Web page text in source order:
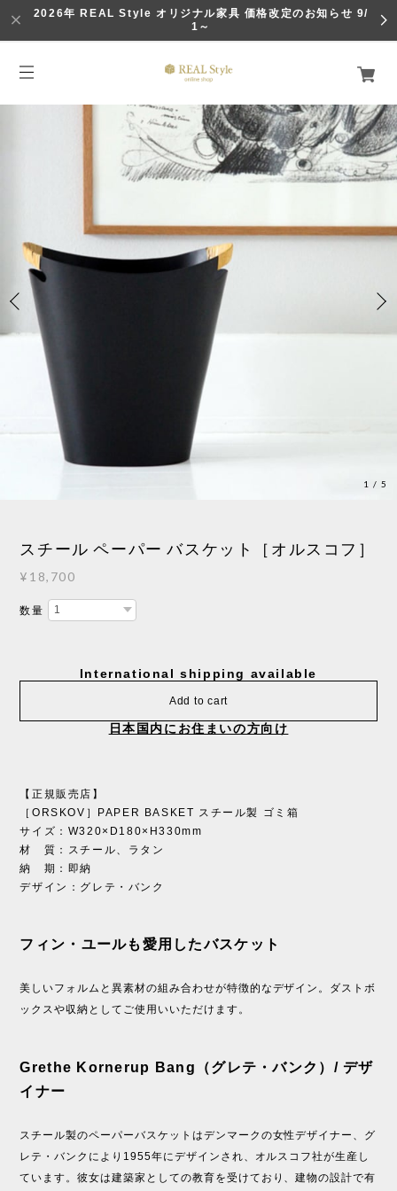
2026年 REAL Style オリジナル家具 価格改定のお知らせ 9/
1～
1 /5
スチール ペーパー バスケット［オルスコフ］
¥18,700
数量
International shipping available
Add to cart
日本国内にお住まいの方向け
【正規販売店】
［ORSKOV］PAPER BASKET スチール製 ゴミ箱
サイズ：W320×D180×H330mm
材 質：スチール、ラタン
納 期：即納
デザイン：グレテ・バンク
フィン・ユールも愛用したバスケット
美しいフォルムと異素材の組み合わせが特徴的なデザイン。ダストボ
ックスや収納としてご使用いいただけます。
Grethe Kornerup Bang（グレテ・バンク）/ デザ
イナー
スチール製のペーパーバスケットはデンマークの女性デザイナー、グ
レテ・バンクにより1955年にデザインされ、オルスコフ社が生産し
ています。彼女は建築家としての教育を受けており、建物の設計で有